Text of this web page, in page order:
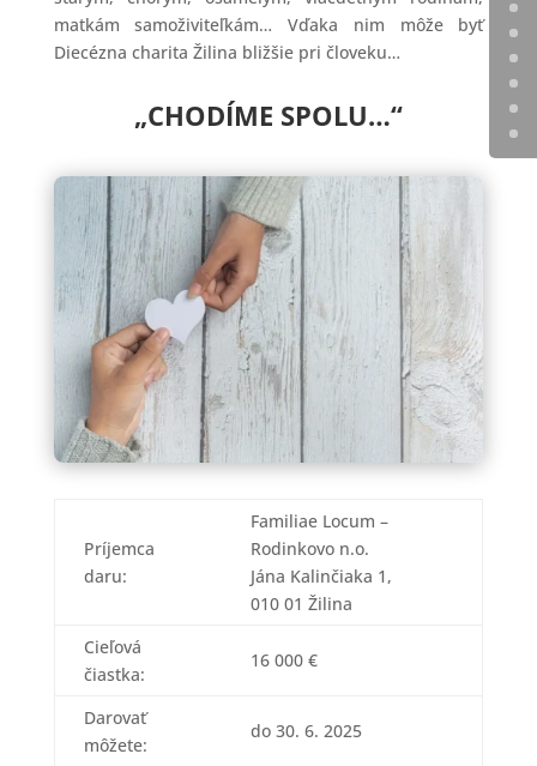
matkám samoživiteľkám… Vďaka nim môže byť
Diecézna charita Žilina bližšie pri človeku…
„CHODÍME SPOLU…“
Príjemca
daru:
Familiae Locum –
Rodinkovo n.o.
Jána Kalinčiaka 1,
010 01 Žilina
Cieľová
čiastka:
16 000 €
Darovať
môžete:
do 30. 6. 2025